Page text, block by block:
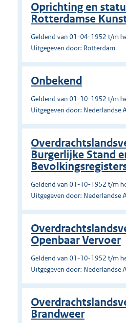
Oprichting en
Rotterdamse
Geldend van 01-04-1952 t/m
Uitgegeven door: Rotterdam
Onbekend
Geldend van 01-10-1952 t/m
Uitgegeven door: Nederlandse
Burgerlijke Stand
Geldend van 01-10-1952 t/m
Uitgegeven door: Nederlandse
Openbaar Vervoer
Geldend van 01-10-1952 t/m
Uitgegeven door: Nederlandse
Brandweer